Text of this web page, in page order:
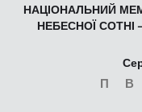
НАЦІОНАЛЬНИЙ
НЕБЕСНОЇ СОТНІ
П В